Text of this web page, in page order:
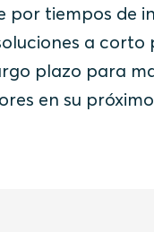
por tiempos de
a
plazo para
en su